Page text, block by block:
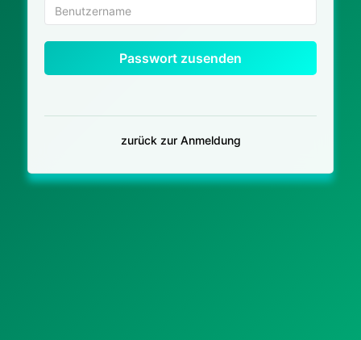
Passwort zusenden
zurück zur Anmeldung